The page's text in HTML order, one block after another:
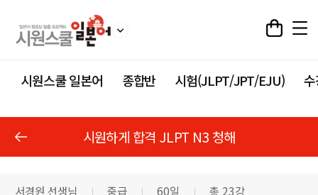
시원스쿨 일본어 종합반 시험(JLPT/JPT/EJU)
시원하게 합격 JLPT N3 청해
서경원 선생님 중급 60일 총 23강